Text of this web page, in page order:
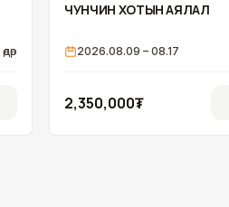
өдөр
ЧУНЧИН ХОТЫН АЯЛАЛ
2026.08.09 – 08.17
2,350,000₮